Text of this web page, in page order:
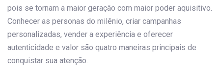
pois se tornam a maior geração com maior poder aquisitivo.
Conhecer as personas do milênio, criar campanhas
personalizadas, vender a experiência e oferecer
autenticidade e valor são quatro maneiras principais de
conquistar sua atenção.